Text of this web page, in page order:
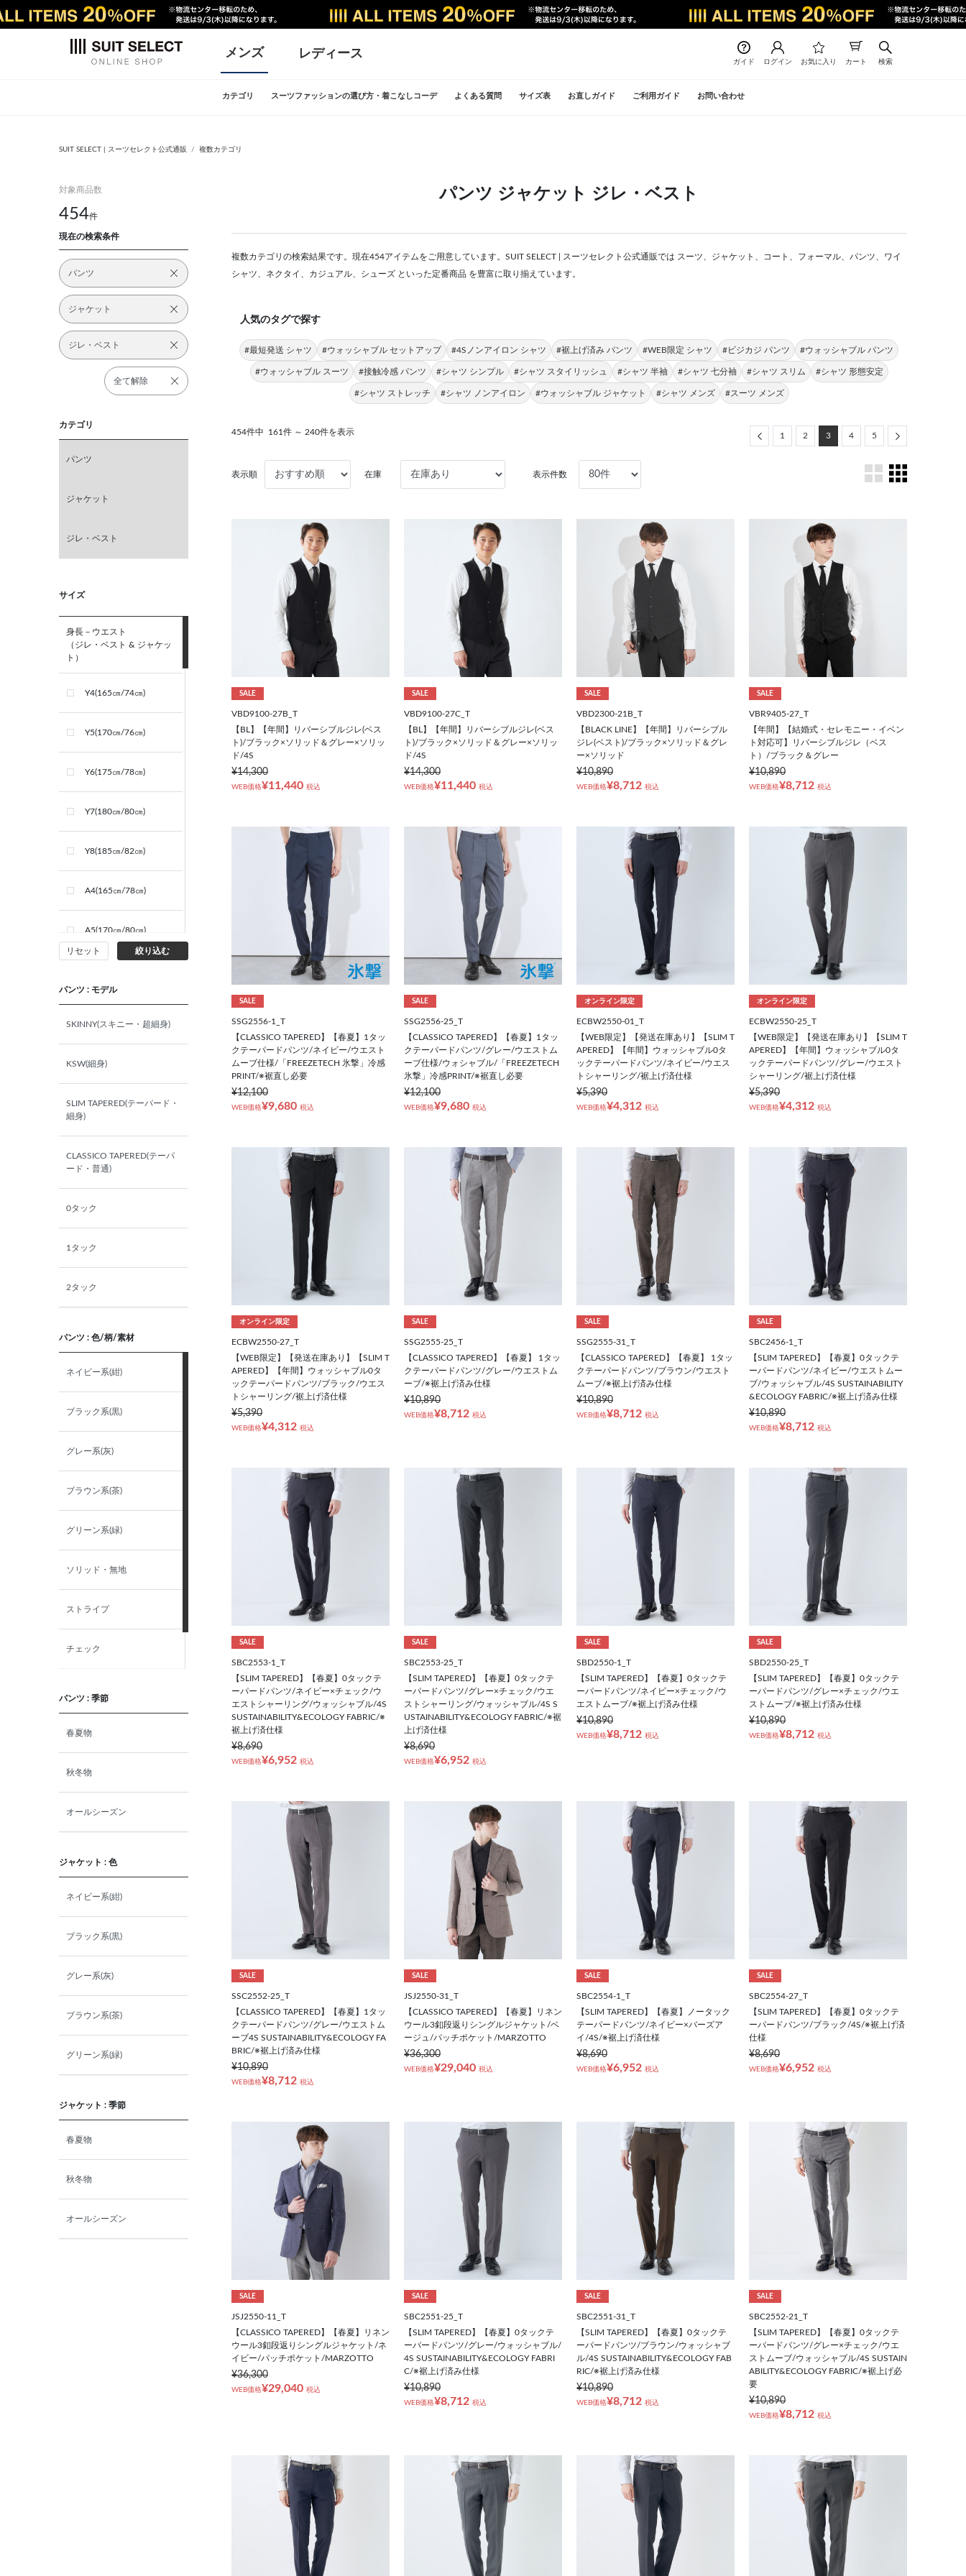
メンズ レディース
ガイド ログイン お気に入り カート 検索
カテゴリ スーツファッションの選び方・着こなしコーデ よくある質問 サイズ表 お直しガイド ご利用ガイド お問い合わせ
SUIT SELECT | スーツセレクト公式通販 複数カテゴリ
対象商品数
454件
現在の検索条件
パンツ
ジャケット
ジレ・ベスト
全て解除
カテゴリ
パンツ
ジャケット
ジレ・ベスト
サイズ
身長－ウエスト
（ジレ・ベスト & ジャケッ
ト）
Y4(165㎝/74㎝)
Y5(170㎝/76㎝)
Y6(175㎝/78㎝)
Y7(180㎝/80㎝)
Y8(185㎝/82㎝)
A4(165㎝/78㎝)
A5(170㎝/80㎝)
AB6(175㎝/88㎝)
AB7(180㎝/90㎝)
AB8(185㎝/92㎝)
BB4(165㎝/92㎝)
（ジャケット & パンツ）
S
M
L
LL
ABLL
リセット 絞り込む
パンツ : モデル
SKINNY(スキニー・超細身)
KSW(細身)
SLIM TAPERED(テーパード・
細身)
CLASSICO TAPERED(テーパ
ード・普通)
0タック
1タック
2タック
パンツ : 色/柄/素材
ネイビー系(紺)
ブラック系(黒)
グレー系(灰)
ブラウン系(茶)
グリーン系(緑)
ソリッド・無地
ストライプ
チェック
パンツ : 季節
春夏物
秋冬物
オールシーズン
ジャケット : 色
ネイビー系(紺)
ブラック系(黒)
グレー系(灰)
ブラウン系(茶)
グリーン系(緑)
ジャケット : 季節
春夏物
秋冬物
オールシーズン
パンツ ジャケット ジレ・ベスト
複数カテゴリの検索結果です。現在454アイテムをご用意しています。SUIT SELECT | スーツセレクト公式通販では スーツ、ジャケット、コート、フォーマル、パンツ、ワイ
シャツ、ネクタイ、カジュアル、シューズ といった定番商品 を豊富に取り揃えています。
人気のタグで探す
#最短発送 シャツ #ウォッシャブル セットアップ #4Sノンアイロン シャツ #裾上げ済み パンツ #WEB限定 シャツ #ビジカジ パンツ #ウォッシャブル パンツ
#ウォッシャブル スーツ #接触冷感 パンツ #シャツ シンプル #シャツ スタイリッシュ #シャツ 半袖 #シャツ 七分袖 #シャツ スリム #シャツ 形態安定
#シャツ ストレッチ #シャツ ノンアイロン #ウォッシャブル ジャケット #シャツ メンズ #スーツ メンズ
454件中 161件 ～ 240件を表示 Previous
1 2 3 4 5 Next
表示順 在庫 表示件数
SALE
VBD9100-27B_T
【BL】【年間】リバーシブルジレ(ベス
ト)/ブラック×ソリッド＆グレー×ソリッ
ド/4S
¥14,300
WEB価格¥11,440 税込
SALE
VBD9100-27C_T
【BL】【年間】リバーシブルジレ(ベス
ト)/ブラック×ソリッド＆グレー×ソリッ
ド/4S
¥14,300
WEB価格¥11,440 税込
SALE
VBD2300-21B_T
【BLACK LINE】【年間】リバーシブル
ジレ(ベスト)/ブラック×ソリッド＆グレ
ー×ソリッド
¥10,890
WEB価格¥8,712 税込
SALE
VBR9405-27_T
【年間】【結婚式・セレモニー・イベン
ト対応可】リバーシブルジレ（ベス
ト）/ブラック＆グレー
¥10,890
WEB価格¥8,712 税込
SALE
SSG2556-1_T
【CLASSICO TAPERED】【春夏】1タッ
クテーパードパンツ/ネイビー/ウエスト
ムーブ仕様/「FREEZETECH 氷撃」冷感
PRINT/※裾直し必要
¥12,100
WEB価格¥9,680 税込
SALE
SSG2556-25_T
【CLASSICO TAPERED】【春夏】1タッ
クテーパードパンツ/グレー/ウエストム
ーブ仕様/ウォシャブル/「FREEZETECH
氷撃」冷感PRINT/※裾直し必要
¥12,100
WEB価格¥9,680 税込
オンライン限定
ECBW2550-01_T
【WEB限定】【発送在庫あり】【SLIM T
APERED】【年間】ウォッシャブル0タ
ックテーパードパンツ/ネイビー/ウエス
トシャーリング/裾上げ済仕様
¥5,390
WEB価格¥4,312 税込
オンライン限定
ECBW2550-25_T
【WEB限定】【発送在庫あり】【SLIM T
APERED】【年間】ウォッシャブル0タ
ックテーパードパンツ/グレー/ウエスト
シャーリング/裾上げ済仕様
¥5,390
WEB価格¥4,312 税込
オンライン限定
ECBW2550-27_T
【WEB限定】【発送在庫あり】【SLIM T
APERED】【年間】ウォッシャブル0タ
ックテーパードパンツ/ブラック/ウエス
トシャーリング/裾上げ済仕様
¥5,390
WEB価格¥4,312 税込
SALE
SSG2555-25_T
【CLASSICO TAPERED】【春夏】 1タッ
クテーパードパンツ/グレー/ウエストム
ーブ/※裾上げ済み仕様
¥10,890
WEB価格¥8,712 税込
SALE
SSG2555-31_T
【CLASSICO TAPERED】【春夏】 1タッ
クテーパードパンツ/ブラウン/ウエスト
ムーブ/※裾上げ済み仕様
¥10,890
WEB価格¥8,712 税込
SALE
SBC2456-1_T
【SLIM TAPERED】【春夏】0タックテ
ーパードパンツ/ネイビー/ウエストムー
ブ/ウォッシャブル/4S SUSTAINABILITY
&ECOLOGY FABRIC/※裾上げ済み仕様
¥10,890
WEB価格¥8,712 税込
SALE
SBC2553-1_T
【SLIM TAPERED】【春夏】0タックテ
ーパードパンツ/ネイビー×チェック/ウ
エストシャーリング/ウォッシャブル/4S
SUSTAINABILITY&ECOLOGY FABRIC/※
裾上げ済仕様
¥8,690
WEB価格¥6,952 税込
SALE
SBC2553-25_T
【SLIM TAPERED】【春夏】0タックテ
ーパードパンツ/グレー×チェック/ウエ
ストシャーリング/ウォッシャブル/4S S
USTAINABILITY&ECOLOGY FABRIC/※裾
上げ済仕様
¥8,690
WEB価格¥6,952 税込
SALE
SBD2550-1_T
【SLIM TAPERED】【春夏】0タックテ
ーパードパンツ/ネイビー×チェック/ウ
エストムーブ/※裾上げ済み仕様
¥10,890
WEB価格¥8,712 税込
SALE
SBD2550-25_T
【SLIM TAPERED】【春夏】0タックテ
ーパードパンツ/グレー×チェック/ウエ
ストムーブ/※裾上げ済み仕様
¥10,890
WEB価格¥8,712 税込
SALE
SSC2552-25_T
【CLASSICO TAPERED】【春夏】1タッ
クテーパードパンツ/グレー/ウエストム
ーブ4S SUSTAINABILITY&ECOLOGY FA
BRIC/※裾上げ済み仕様
¥10,890
WEB価格¥8,712 税込
SALE
JSJ2550-31_T
【CLASSICO TAPERED】【春夏】リネン
ウール3釦段返りシングルジャケット/ベ
ージュ/パッチポケット/MARZOTTO
¥36,300
WEB価格¥29,040 税込
SALE
SBC2554-1_T
【SLIM TAPERED】【春夏】ノータック
テーパードパンツ/ネイビー×バーズア
イ/4S/※裾上げ済仕様
¥8,690
WEB価格¥6,952 税込
SALE
SBC2554-27_T
【SLIM TAPERED】【春夏】0タックテ
ーパードパンツ/ブラック/4S/※裾上げ済
仕様
¥8,690
WEB価格¥6,952 税込
SALE
JSJ2550-11_T
【CLASSICO TAPERED】【春夏】リネン
ウール3釦段返りシングルジャケット/ネ
イビー/パッチポケット/MARZOTTO
¥36,300
WEB価格¥29,040 税込
SALE
SBC2551-25_T
【SLIM TAPERED】【春夏】0タックテ
ーパードパンツ/グレー/ウォッシャブル/
4S SUSTAINABILITY&ECOLOGY FABRI
C/※裾上げ済み仕様
¥10,890
WEB価格¥8,712 税込
SALE
SBC2551-31_T
【SLIM TAPERED】【春夏】0タックテ
ーパードパンツ/ブラウン/ウォッシャブ
ル/4S SUSTAINABILITY&ECOLOGY FAB
RIC/※裾上げ済み仕様
¥10,890
WEB価格¥8,712 税込
SALE
SBC2552-21_T
【SLIM TAPERED】【春夏】0タックテ
ーパードパンツ/グレー×チェック/ウエ
ストムーブ/ウォッシャブル/4S SUSTAIN
ABILITY&ECOLOGY FABRIC/※裾上げ必
要
¥10,890
WEB価格¥8,712 税込